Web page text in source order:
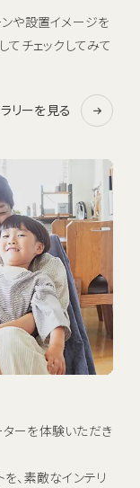
や設置イメージを
てチェックしてみて
リーを見る
ーを体験いただき
、素敵なインテリ